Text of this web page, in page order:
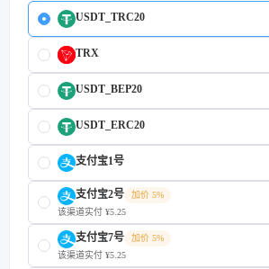
USDT_TRC20
TRX
USDT_BEP20
USDT_ERC20
支付宝1号
支付宝2号
加价 5%
该渠道实付 ¥5.25
支付宝7号
加价 5%
该渠道实付 ¥5.25